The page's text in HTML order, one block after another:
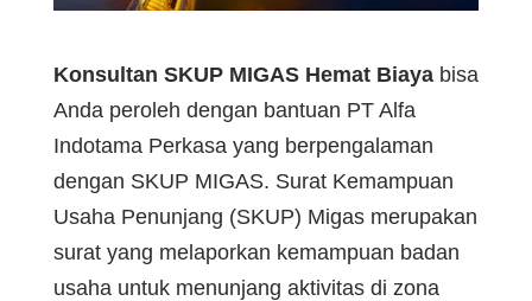
Konsultan SKUP MIGAS Hemat Biayabisa
Anda peroleh dengan bantuan PT Alfa
Indotama Perkasa yang berpengalaman
dengan SKUP MIGAS. Surat Kemampuan
Usaha Penunjang (SKUP) Migas merupakan
surat yang melaporkan kemampuan badan
usaha untuk menunjang aktivitas di zona